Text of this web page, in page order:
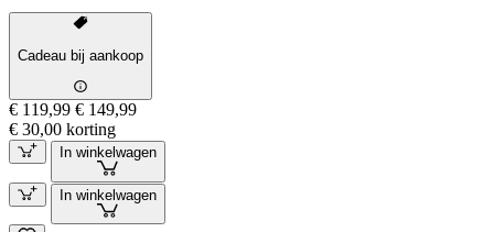
Cadeau bij aankoop
€ 119,99 € 149,99
€ 30,00 korting
In winkelwagen
In winkelwagen